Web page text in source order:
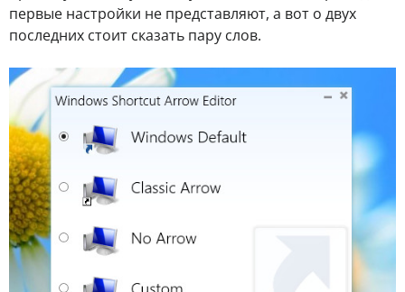
первые настройки не представляют, а вот о двух
последних стоит сказать пару слов.